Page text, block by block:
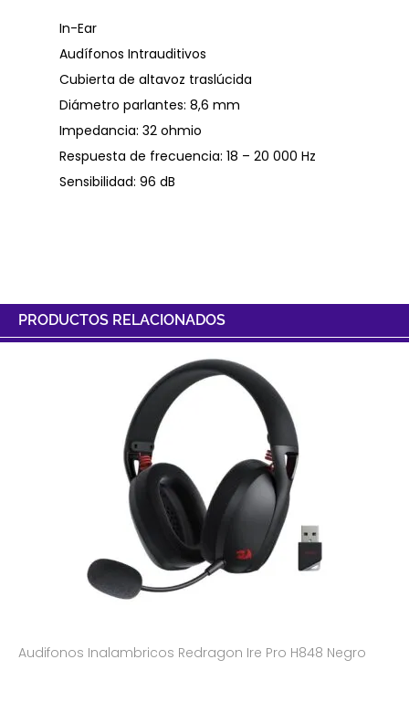
In-Ear
Audífonos Intrauditivos
Cubierta de altavoz traslúcida
Diámetro parlantes: 8,6 mm
Impedancia: 32 ohmio
Respuesta de frecuencia: 18 – 20 000 Hz
Sensibilidad: 96 dB
PRODUCTOS RELACIONADOS
Audifonos Inalambricos Redragon Ire Pro H848 Negro